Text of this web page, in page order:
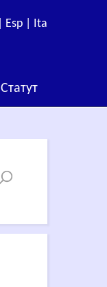
Esp | Ita
Статут